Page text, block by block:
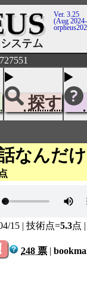
Ver. 3.25
(Aug
探す
なんだ
15 | 技術点=5.3点
248 票 |